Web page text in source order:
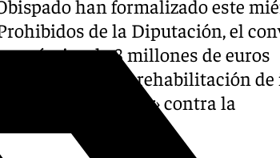
han formalizado este
Prohibidos de la Diputación, el
económica de 8 millones de euros
conservación y rehabilitación de
para ‹combatir› contra la